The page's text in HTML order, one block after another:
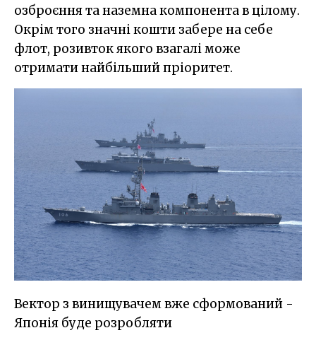
озброєння та наземна компонента в цілому.
Окрім того значні кошти забере на себе
флот, розивток якого взагалі може
отримати найбільший пріоритет.
Вектор з винищувачем вже сформований -
Японія буде розробляти